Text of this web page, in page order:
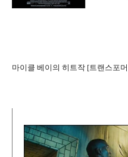
마이클 베이의 히트작 [트랜스포